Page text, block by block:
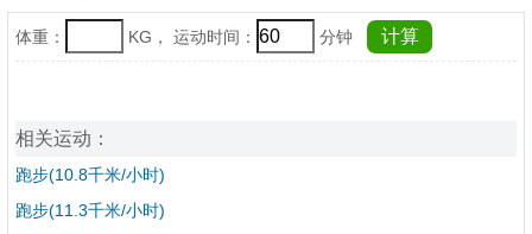
体重： KG， 运动时间： 分钟
相关运动：
跑步(10.8千米/小时)
跑步(11.3千米/小时)